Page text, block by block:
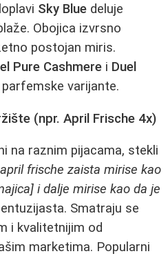
Sky Blue deluje
Obojica izvrsno
postojan miris.
Pure Cashmere i Duel
varijante.
(npr. April Frische 4x)
na raznim pijacama, stekli
frische zaista mirise kao
i dalje mirise kao da je
Smatraju se
i kvalitetnijim od
marketima. Popularni